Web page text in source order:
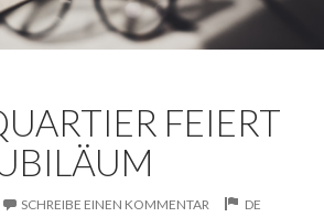
FEIERT
SCHREIBE EINEN KOMMENTAR DE